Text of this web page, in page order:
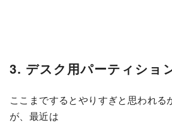
3. デスク用パーティショ
ここまでするとやりすぎと思われる
が、最近は